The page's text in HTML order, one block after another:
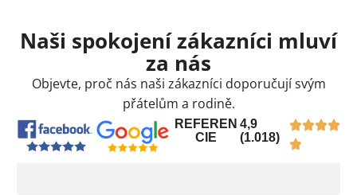
Naši spokojení zákazníci mluví
za nás
Objevte, proč nás naši zákazníci doporučují svým
přátelům a rodině.
REFEREN
CIE
4,9
(1.018)